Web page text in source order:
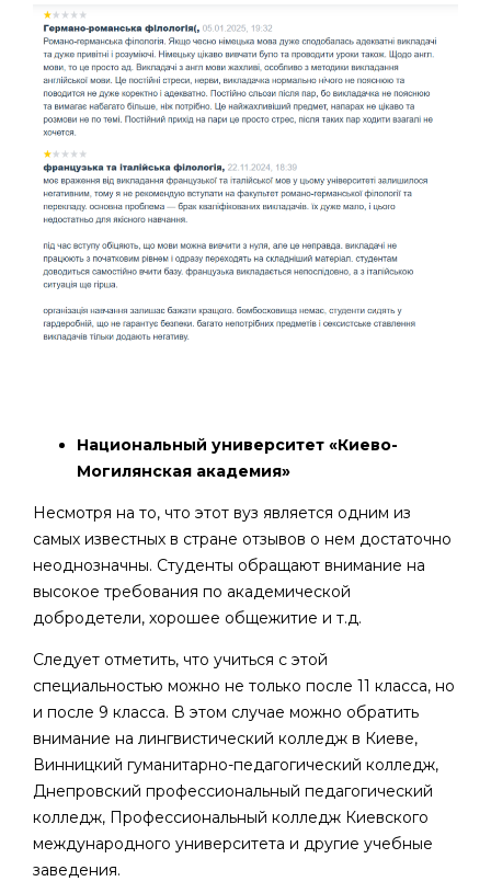
Национальный университет «Киево-
Могилянская академия»
Несмотря на то, что этот вуз является одним из
самых известных в стране отзывов о нем достаточно
неоднозначны. Студенты обращают внимание на
высокое требования по академической
добродетели, хорошее общежитие и т.д.
Следует отметить, что учиться с этой
специальностью можно не только после 11 класса, но
и после 9 класса. В этом случае можно обратить
внимание на лингвистический колледж в Киеве,
Винницкий гуманитарно-педагогический колледж,
Днепровский профессиональный педагогический
колледж, Профессиональный колледж Киевского
международного университета и другие учебные
заведения.